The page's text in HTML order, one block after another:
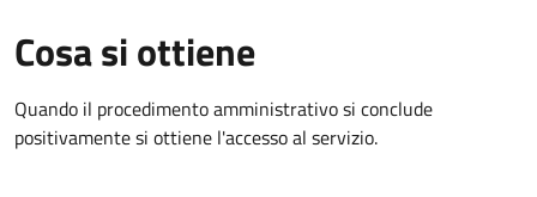
Cosa si ottiene
Quando il procedimento amministrativo si conclude
positivamente si ottiene l'accesso al servizio.